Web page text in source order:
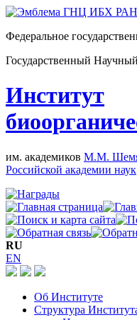
Федеральное
Государственный
Институт
им. академиков М.М.
Российской академии наук
RU
EN
Об Институте
Структура